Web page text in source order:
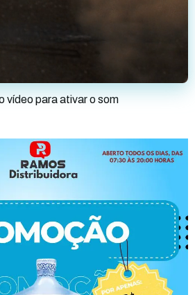
vídeo para ativar o som